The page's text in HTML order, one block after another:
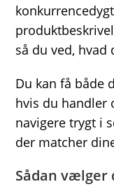
så du ved, hvad
Du kan få både
hvis du handler
navigere trygt i
der matcher
Sådan vælger